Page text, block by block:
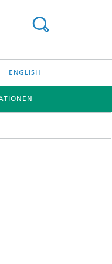
ENGLISH